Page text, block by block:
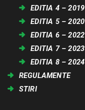
EDITIA 4 – 2019
EDITIA 5 – 2020
EDITIA 6 – 2022
EDITIA 7 – 2023
EDITIA 8 – 2024
REGULAMENTE
STIRI